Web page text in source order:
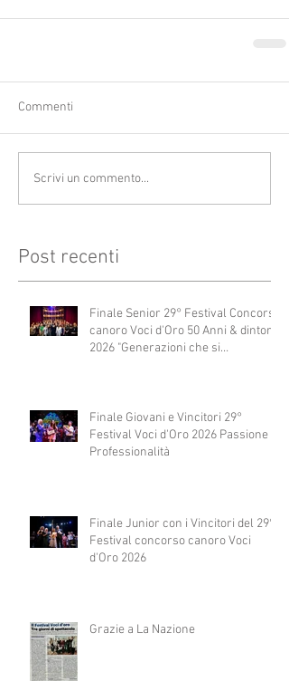
Commenti
Scrivi un commento...
Post recenti
Finale Senior 29° Festival Concorso
canoro Voci d'Oro 50 Anni & dintorni
2026 "Generazioni che si
Finale Giovani e Vincitori 29°
Festival Voci d'Oro 2026 Passione e
Professionalità
Finale Junior con i Vincitori del 29°
Festival concorso canoro Voci
d'Oro 2026
Grazie a La Nazione